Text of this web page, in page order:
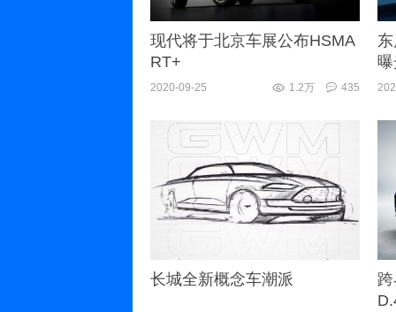
现代将于北京车展公布HSMA
RT+
1.2万 435
2020-09-25
长城全新概念车潮派